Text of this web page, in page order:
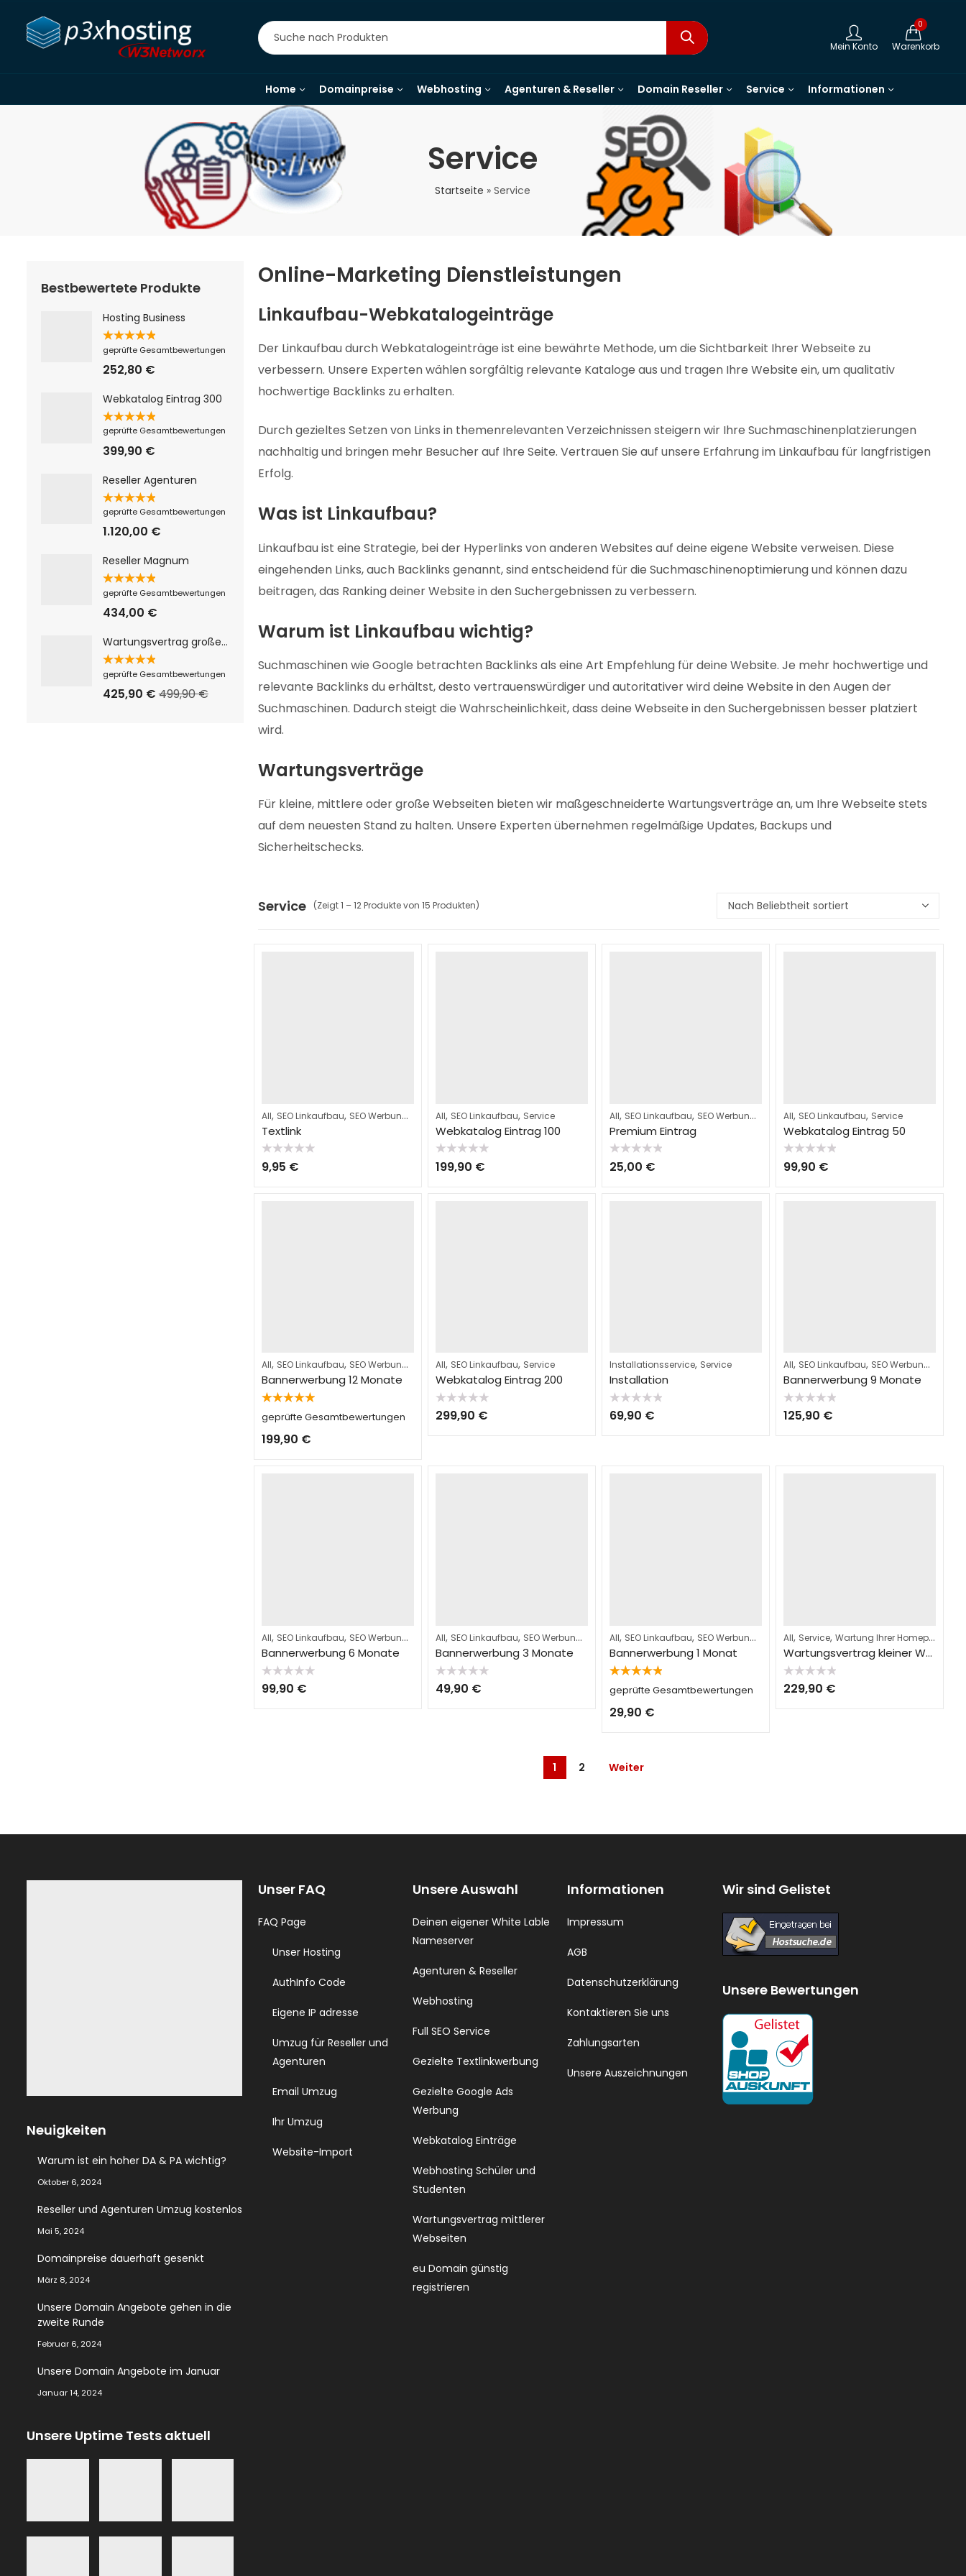
Mein Konto
0
Warenkorb
Home Domainpreise Webhosting Agenturen & Reseller Domain Reseller Service Informationen
Service
Startseite »Service
Online-Marketing Dienstleistungen
Linkaufbau-Webkatalogeinträge
Der Linkaufbau durch Webkatalogeinträge ist eine bewährte Methode, um die Sichtbarkeit Ihrer Webseite zu
verbessern. Unsere Experten wählen sorgfältig relevante Kataloge aus und tragen Ihre Website ein, um qualitativ
hochwertige Backlinks zu erhalten.
Durch gezieltes Setzen von Links in themenrelevanten Verzeichnissen steigern wir Ihre Suchmaschinenplatzierungen
nachhaltig und bringen mehr Besucher auf Ihre Seite. Vertrauen Sie auf unsere Erfahrung im Linkaufbau für langfristigen
Erfolg.
Was ist Linkaufbau?
Linkaufbau ist eine Strategie, bei der Hyperlinks von anderen Websites auf deine eigene Website verweisen. Diese
eingehenden Links, auch Backlinks genannt, sind entscheidend für die Suchmaschinenoptimierung und können dazu
beitragen, das Ranking deiner Website in den Suchergebnissen zu verbessern.
Warum ist Linkaufbau wichtig?
Suchmaschinen wie Google betrachten Backlinks als eine Art Empfehlung für deine Website. Je mehr hochwertige und
relevante Backlinks du erhältst, desto vertrauenswürdiger und autoritativer wird deine Website in den Augen der
Suchmaschinen. Dadurch steigt die Wahrscheinlichkeit, dass deine Webseite in den Suchergebnissen besser platziert
wird.
Wartungsverträge
Für kleine, mittlere oder große Webseiten bieten wir maßgeschneiderte Wartungsverträge an, um Ihre Webseite stets
auf dem neuesten Stand zu halten. Unsere Experten übernehmen regelmäßige Updates, Backups und
Sicherheitschecks.
Service (Zeigt 1 – 12 Produkte von 15 Produkten)
All, SEO Linkaufbau, SEO Werbung Service
Textlink
Bewertet
mit
9,95 €
All, SEO Linkaufbau, Service
Webkatalog Eintrag 100
Bewertet
mit
199,90 €
All, SEO Linkaufbau, SEO Werbung Service
Premium Eintrag
Bewertet
mit
25,00 €
All, SEO Linkaufbau, Service
Webkatalog Eintrag 50
Bewertet
mit
99,90 €
All, SEO Linkaufbau, SEO Werbung Service
Bannerwerbung 12 Monate
mit5.00
von 5
geprüfte Gesamtbewertungen
199,90 €
All, SEO Linkaufbau, Service
Webkatalog Eintrag 200
Bewertet
mit
299,90 €
Installationsservice, Service
Installation
Bewertet
mit
69,90 €
All, SEO Linkaufbau, SEO Werbung
Bannerwerbung 9 Monate
Bewertet
mit
125,90 €
All, SEO Linkaufbau, SEO Werbung Service
Bannerwerbung 6 Monate
Bewertet
mit
99,90 €
All, SEO Linkaufbau, SEO Werbung Service
Bannerwerbung 3 Monate
Bewertet
mit
49,90 €
All, SEO Linkaufbau, SEO Werbung Service
Bannerwerbung 1 Monat
mit5.00
von 5
geprüfte Gesamtbewertungen
29,90 €
All, Service,Wartung Ihrer Homepage
Wartungsvertrag kleiner Webseiten
Bewertet
mit
229,90 €
1 2 Weiter
Bestbewertete Produkte
Hosting Business
Bewertet
mit5.00
von 5
geprüfte Gesamtbewertungen
252,80 €
Webkatalog Eintrag 300
Bewertet
mit5.00
von 5
geprüfte Gesamtbewertungen
399,90 €
Reseller Agenturen
Bewertet
mit5.00
von 5
geprüfte Gesamtbewertungen
1.120,00 €
Reseller Magnum
Bewertet
mit5.00
von 5
geprüfte Gesamtbewertungen
434,00 €
Wartungsvertrag große Webseiten
Bewertet
mit5.00
von 5
geprüfte Gesamtbewertungen
425,90 € 499,90€
Neuigkeiten
Warum ist ein hoher DA & PA wichtig?
Oktober 6, 2024
Reseller und Agenturen Umzug kostenlos
Mai 5, 2024
Domainpreise dauerhaft gesenkt
März 8, 2024
Unsere Domain Angebote gehen in die
zweite Runde
Februar 6, 2024
Unsere Domain Angebote im Januar
Januar 14, 2024
Unsere Uptime Tests aktuell
Unser FAQ
FAQ Page
Unser Hosting
AuthInfo Code
Eigene IP adresse
Umzug für Reseller und
Agenturen
Email Umzug
Ihr Umzug
Website-Import
Unsere Auswahl
Deinen eigener White Lable
Nameserver
Agenturen & Reseller
Webhosting
Full SEO Service
Gezielte Textlinkwerbung
Gezielte Google Ads
Werbung
Webkatalog Einträge
Webhosting Schüler und
Studenten
Wartungsvertrag mittlerer
Webseiten
eu Domain günstig
registrieren
Informationen
Impressum
AGB
Datenschutzerklärung
Kontaktieren Sie uns
Zahlungsarten
Unsere Auszeichnungen
Wir sind Gelistet
Unsere Bewertungen